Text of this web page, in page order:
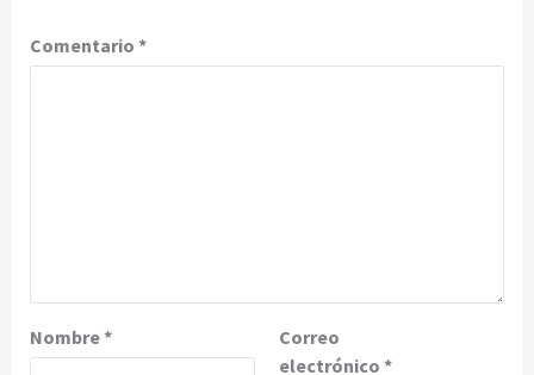
Comentario *
Nombre*
Correo
electrónico *